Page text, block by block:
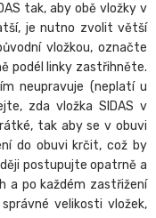
tak, aby obě vložky v
je nutno zvolit větší
vložkou, označte
podél linky zastřihněte.
neupravuje (neplatí u
zda vložka SIDAS v
tak aby se v obuvi
do obuvi krčit, což by
postupujte opatrně a
a po každém zastřižení
velikosti vložek,